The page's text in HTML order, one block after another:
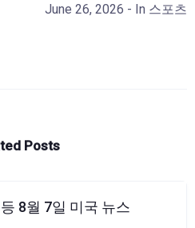
June 26, 2026 - In 스포츠
Posts
8월 7일 미국 뉴스